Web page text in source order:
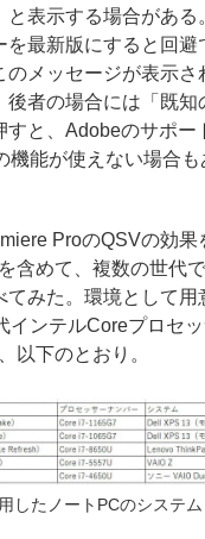
と表示する場合がある
を最新版にすると回避
のメッセージが表示さ
者の場合には「既知
すと、Adobeのサポー
機能が使えない場合も
ProのQSVの効果
含めて、複数の世代
てみた。環境として用
インテルCoreプロセ
以下のとおり。
したノートPCのシステム